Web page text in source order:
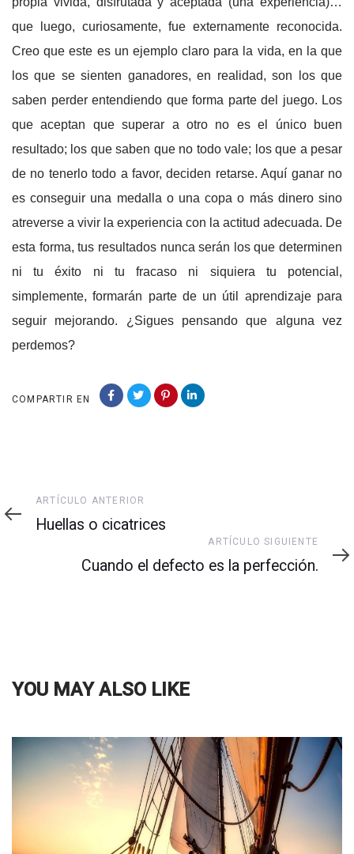
que luego, curiosamente, fue externamente reconocida.
Creo que este es un ejemplo claro para la vida, en la que
los que se sienten ganadores, en realidad, son los que
saben perder entendiendo que forma parte del juego. Los
que aceptan que superar a otro no es el único buen
resultado; los que saben que no todo vale; los que a pesar
de no tenerlo todo a favor, deciden retarse. Aquí ganar no
es conseguir una medalla o una copa o más dinero sino
atreverse a vivir la experiencia con la actitud adecuada. De
esta forma, tus resultados nunca serán los que determinen
ni tu éxito ni tu fracaso ni siquiera tu potencial,
simplemente, formarán parte de un útil aprendizaje para
seguir mejorando. ¿Sigues pensando que alguna vez
perdemos?
COMPARTIR EN
Artículo
Anterior
ARTÍCULO ANTERIOR
Huellas o cicatrices
Siguiente
ARTÍCULO SIGUIENTE
Cuando el defecto es la perfección.
YOU MAY ALSO LIKE